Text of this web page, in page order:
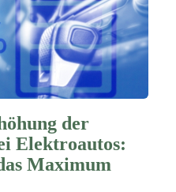
der
Elektroautos:
Maximum